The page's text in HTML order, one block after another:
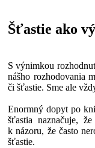
Šťastie ako
S výnimkou
nášho rozhodovania
či šťastie. Sme ale
Enormný dopyt po
šťastia naznačuje,
k názoru, že často
šťastie.